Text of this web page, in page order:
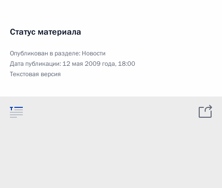
Статус материала
Опубликован в разделе: Новости
Дата публикации: 12 мая 2009 года, 18:00
Текстовая версия